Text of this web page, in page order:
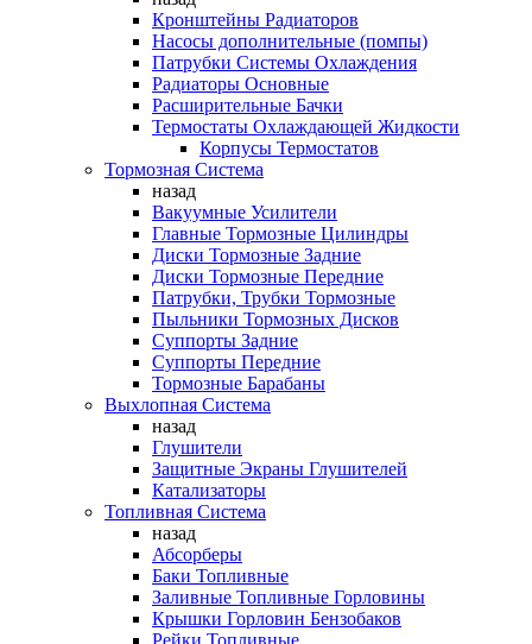
Кронштейны Радиаторов
Насосы дополнительные (помпы)
Патрубки Системы Охлаждения
Радиаторы Основные
Расширительные Бачки
Термостаты Охлаждающей Жидкости
Корпусы Термостатов
Тормозная Система
назад
Вакуумные Усилители
Главные Тормозные Цилиндры
Диски Тормозные Задние
Диски Тормозные Передние
Патрубки, Трубки Тормозные
Пыльники Тормозных Дисков
Суппорты Задние
Суппорты Передние
Тормозные Барабаны
Выхлопная Система
назад
Глушители
Защитные Экраны Глушителей
Катализаторы
Топливная Система
назад
Абсорберы
Баки Топливные
Заливные Топливные Горловины
Крышки Горловин Бензобаков
Рейки Топливные